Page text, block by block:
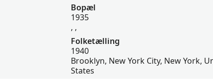
Bopæl
1935
, ,
Folketælling
1940
Brooklyn, New York City, New York,
States